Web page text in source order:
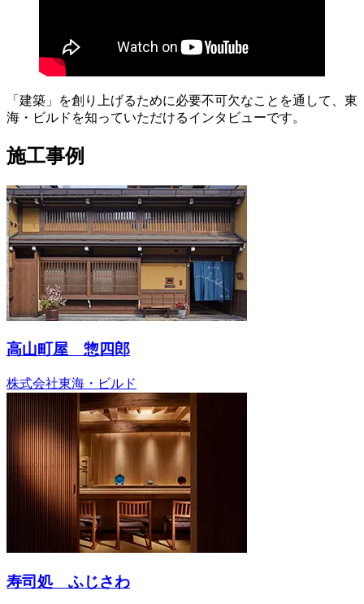
「建築」を創り上げるために必要不可欠なことを通して、東
海・ビルドを知っていただけるインタビューです。
施工事例
高山町屋 惣四郎
株式会社東海・ビルド
寿司処 ふじさわ